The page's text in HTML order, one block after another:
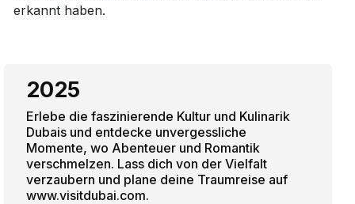
erkannt haben.
2025
Erlebe die faszinierende Kultur und Kulinarik
Dubais und entdecke unvergessliche
Momente, wo Abenteuer und Romantik
verschmelzen. Lass dich von der Vielfalt
verzaubern und plane deine Traumreise auf
www.visitdubai.com.